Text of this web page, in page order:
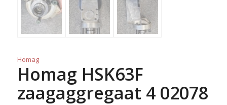
Homag
Homag HSK63F
zaagaggregaat 4 02078